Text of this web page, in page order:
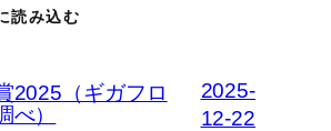
読み込む
2025（ギガフロ
べ）
2025-
12-22